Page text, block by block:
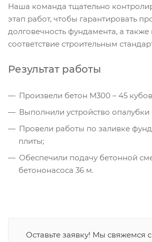
Наша команда тщательно
этап работ, чтобы гарантировать
долговечность фундамента, а
соответствие строительным
Результат работы
Произвели бетон М300 – 45
Выполнили устройство
Провели работы по заливке
плиты;
Обеспечили подачу бетонной
бетононасоса 36 м.
Оставьте заявку! Мы свяжемся